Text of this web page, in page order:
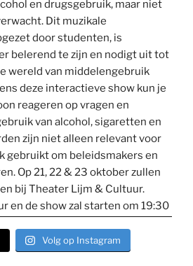
Volg op Instagram